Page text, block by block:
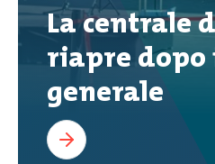
La centrale
riapre
generale